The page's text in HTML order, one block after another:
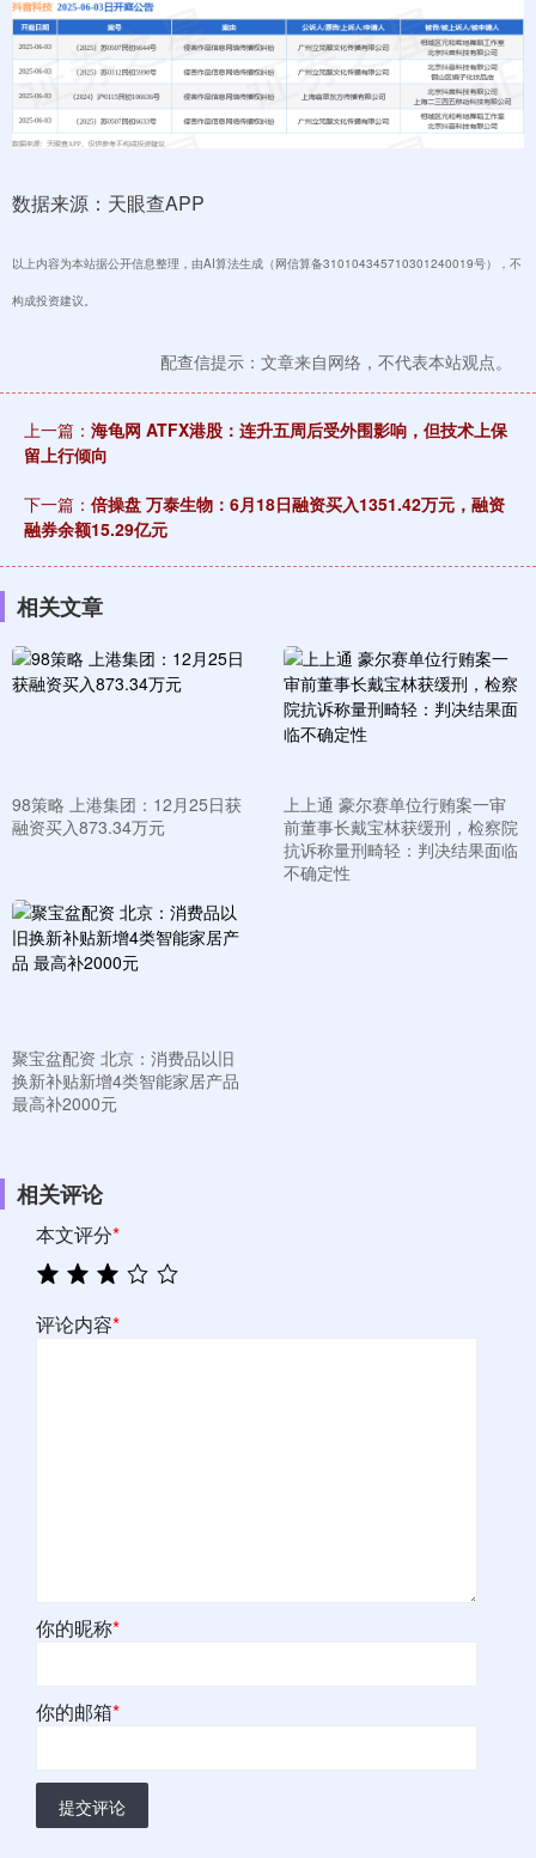
数据来源：天眼查APP
以上内容为本站据公开信息整理，由AI算法生成（网信算备310104345710301240019号），不
构成投资建议。
配查信提示：文章来自网络，不代表本站观点。
上一篇： 海龟网 ATFX港股：连升五周后受外围影响，但技术上保
留上行倾向
下一篇： 倍操盘 万泰生物：6月18日融资买入1351.42万元，融资
融券余额15.29亿元
相关文章
98策略 上港集团：12月25日获
融资买入873.34万元
上上通 豪尔赛单位行贿案一审
前董事长戴宝林获缓刑，检察院
抗诉称量刑畸轻：判决结果面临
不确定性
聚宝盆配资 北京：消费品以旧
换新补贴新增4类智能家居产品
最高补2000元
相关评论
本文评分*
评论内容*
你的昵称*
你的邮箱*
提交评论